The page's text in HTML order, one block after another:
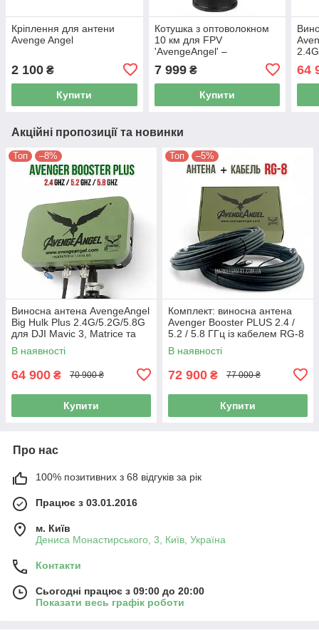
Кріплення для антени
Avenge Angel
2 100 ₴
Купити
Котушка з оптоволокном
10 км для FPV
'AvengeAngel' –
передачі сигналу на
БПЛА"
7 999₴
Купити
64
Акційні пропозиції та новинки
Топ –8%
Виносна антена AvengeAngel
Big Hulk Plus 2.4G/5.2G/5.8G
для DJI Mavic 3, Matrice та
Autel
В наявності
64 900 ₴ 70 900 ₴
Купити
Топ –5%
Комплект: виносна антена
Avenger Booster PLUS 2.4 /
5.2 / 5.8 ГГц із кабелем RG-8
(N-Type – QMA, 2 × 20 м)
В наявності
72 900 ₴ 77 000 ₴
Купити
Про нас
100% позитивних з 68 відгуків за рік
Працює з 03.01.2016
м. Київ
Дениса Монастирського, 3, Київ, Україна
Контакти
Сьогодні працює з 09:00 до 20:00
Показати весь графік роботи